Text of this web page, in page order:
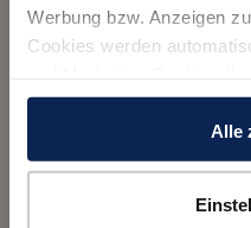
Werbung bzw. Anzeigen
Cookies werden
auch außerhalb der EU/
verarbeitet werden, wo
Datenschutzstandards
Ihre Einwilligung erteilen
Alle